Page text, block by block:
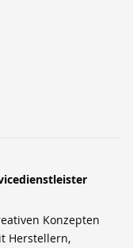
Konzepten
Herstellern,